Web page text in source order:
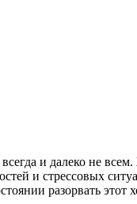
и далеко не
и стрессовых
разорвать